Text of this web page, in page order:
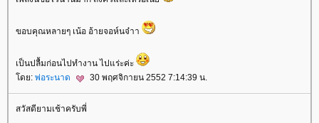
ขอบคุณหลายๆ เน้อ อ้ายจอห์นจ๋าา
เป็นปลื้มก่อนไปทำงาน ไปแร่ะค่ะ
ดย: พ่อระนาด 30 พฤศจิกายน 2552 7:14:39 น.
สวัสดียามเช้าครับพี่